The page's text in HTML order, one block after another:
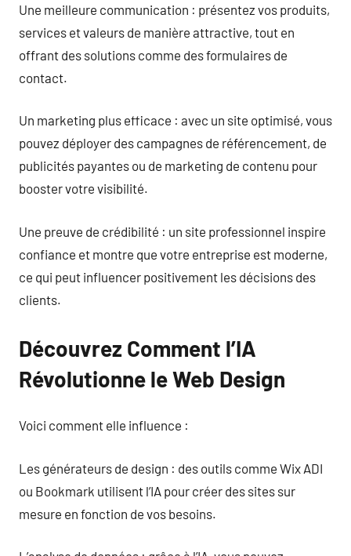
Une meilleure communication : présentez vos produits,
services et valeurs de manière attractive, tout en
offrant des solutions comme des formulaires de
contact.
Un marketing plus efficace : avec un site optimisé, vous
pouvez déployer des campagnes de référencement, de
publicités payantes ou de marketing de contenu pour
booster votre visibilité.
Une preuve de crédibilité : un site professionnel inspire
confiance et montre que votre entreprise est moderne,
ce qui peut influencer positivement les décisions des
clients.
Découvrez Comment l’IA
Révolutionne le Web Design
Voici comment elle influence :
Les générateurs de design : des outils comme Wix ADI
ou Bookmark utilisent l’IA pour créer des sites sur
mesure en fonction de vos besoins.